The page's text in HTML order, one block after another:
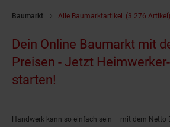
Baumarkt Alle Baumarktartikel (3.276 Artikel)
Dein Online Baumarkt mit
Preisen - Jetzt
starten!
Handwerk kann so einfach sein – mit dem Netto